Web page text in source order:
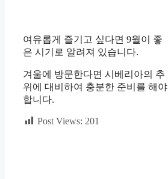
여유롭게 즐기고 싶다면 9월이 좋
은 시기로 알려져 있습니다.
겨울에 방문한다면 시베리아의 추
위에 대비하여 충분한 준비를 해야
합니다.
Post Views: 201